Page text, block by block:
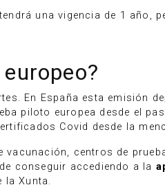
una vigencia de 1 año,
En España esta emisión
piloto europea desde el
Covid desde la
centros de
conseguir accediendo a la
la Xunta.